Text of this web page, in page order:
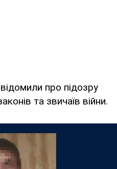
про підозру
та звичаїв війни.